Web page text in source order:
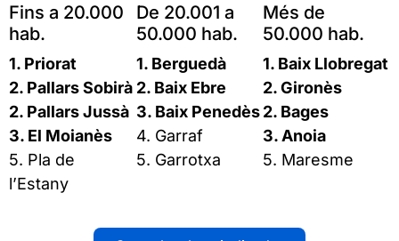
Fins a 20.000
hab.
1. Priorat
2. Pallars Sobirà
2. Pallars Jussà
3. El Moianès
5. Pla de
l’Estany
De 20.001 a
50.000 hab.
1. Berguedà
2. Baix Ebre
3. Baix Penedès
4. Garraf
5. Garrotxa
Més de
50.000 hab.
1. Baix Llobregat
2. Gironès
2. Bages
3. Anoia
5. Maresme